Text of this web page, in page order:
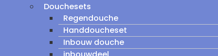
Douchesets
Regendouche
Handdoucheset
Inbouw douche